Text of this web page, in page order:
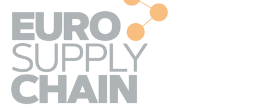
• INTRALOGISTIQUE
• PRESTATION LOGISTIQUE
• RECRUTEMENT